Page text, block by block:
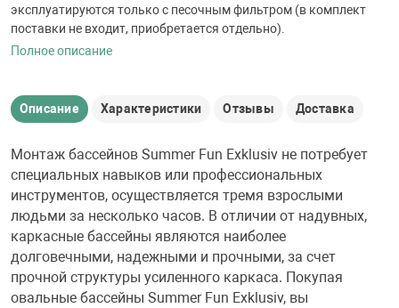
эксплуатируются только с песочным фильтром (в комплект
поставки не входит, приобретается отдельно).
Полное описание
Описание Характеристики Отзывы Доставка
Монтаж бассейнов Summer Fun Exklusiv не потребует
специальных навыков или профессиональных
инструментов, осуществляется тремя взрослыми
людьми за несколько часов. В отличии от надувных,
каркасные бассейны являются наиболее
долговечными, надежными и прочными, за счет
прочной структуры усиленного каркаса. Покупая
овальные бассейны Summer Fun Exklusiv, вы